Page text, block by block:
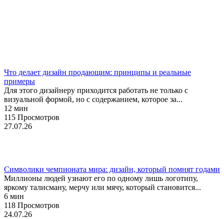
Что делает дизайн продающим: принципы и реальные
примеры
Для этого дизайнеру приходится работать не только с
визуальной формой, но с содержанием, которое за...
12 мин
115 Просмотров
27.07.26
Символики чемпионата мира: дизайн, который помнят годами
Миллионы людей узнают его по одному лишь логотипу,
яркому талисману, мерчу или мячу, который становится...
6 мин
118 Просмотров
24.07.26